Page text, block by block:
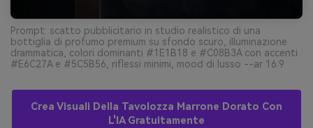
Prompt: scatto pubblicitario in studio realistico di una
bottiglia di profumo premium su sfondo scuro, illuminazione
drammatica, colori dominanti #1E1B18 e #C08B3A con accenti
#E6C27A e #5C5B56, riflessi minimi, mood di lusso --ar 16:9
Crea Visuali Della Tavolozza Marrone Dorato Con
L'IA Gratuitamente